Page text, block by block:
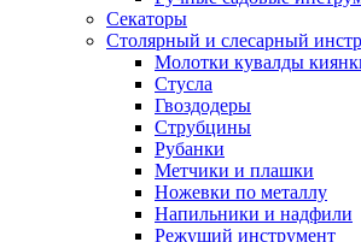
Секаторы
Столярный и слесарный
Молотки кувалды
Стусла
Гвоздодеры
Струбцины
Рубанки
Метчики и плашки
Ножевки по металлу
Напильники и надфили
Режущий инструмент